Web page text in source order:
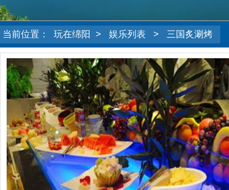
当前位置： 玩在绵阳 > 娱乐列表 > 三国炙涮烤